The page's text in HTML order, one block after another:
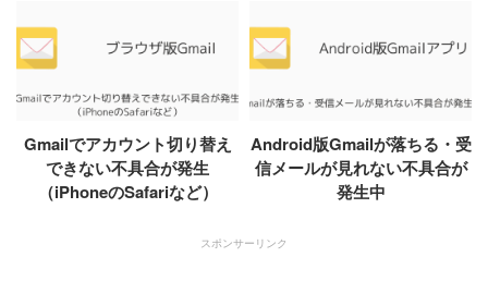
Gmailでアカウント切り替え
できない不具合が発生
（iPhoneのSafariなど）
Android版Gmailが落ちる・受
信メールが見れない不具合が
発生中
スポンサーリンク